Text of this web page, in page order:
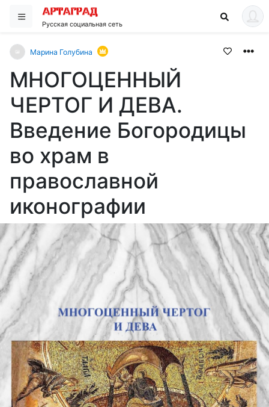
Русская социальная сеть
Марина Голубина
МНОГОЦЕННЫЙ
ЧЕРТОГ И ДЕВА.
Введение Богородицы
во храм в
православной
иконографии